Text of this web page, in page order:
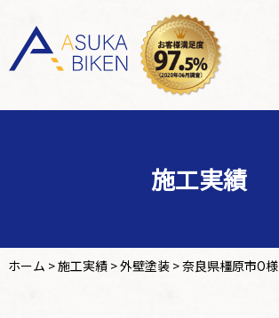
施工実績
ホーム >施工実績>外壁塗装>奈良県橿原市O様